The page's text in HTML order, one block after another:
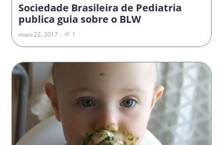
Sociedade Brasileira de Pediatria
publica guia sobre o BLW
maio 22, 2017 1